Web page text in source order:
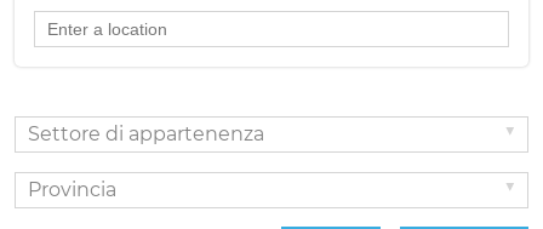
Settore
di
appartenenza